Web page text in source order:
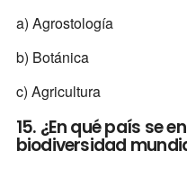
a) Agrostología
b) Botánica
c) Agricultura
15. ¿En qué país se
biodiversidad